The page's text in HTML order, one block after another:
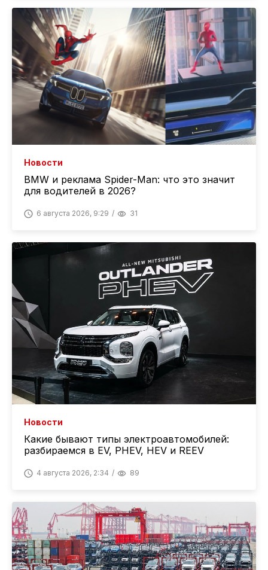
Новости
BMW и реклама Spider-Man: что это значит
для водителей в 2026?
6 августа 2026, 9:29 31
Новости
Какие бывают типы электроавтомобилей:
разбираемся в EV, PHEV, HEV и REEV
4 августа 2026, 2:34 89